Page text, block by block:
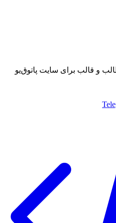
و قالب برای سایت پاتوق‌یو